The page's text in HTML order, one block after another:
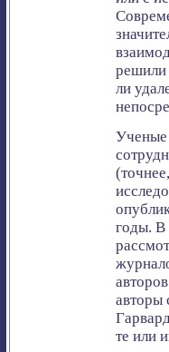
решили
ли
Ученые
годы. В
авторы
те или